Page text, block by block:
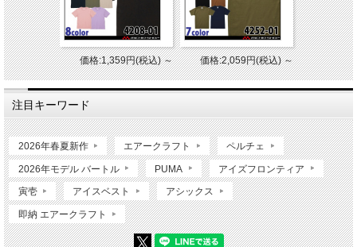
価格:1,359円(税込)～ 価格:2,059円(税込)～
注目キーワード
2026年春夏新作 エアークラフト ペルチェ
2026年モデル バートル PUMA アイズフロンティア
寅壱 アイスベスト アシックス
即納 エアークラフト